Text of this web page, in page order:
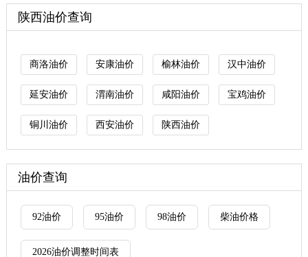
陕西油价查询
商洛油价 安康油价 榆林油价 汉中油价
延安油价 渭南油价 咸阳油价 宝鸡油价
铜川油价 西安油价 陕西油价
油价查询
92油价 95油价 98油价 柴油价格
2026油价调整时间表